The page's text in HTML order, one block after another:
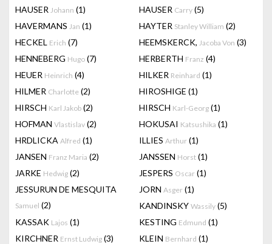
HAUSER Johann (1) HAUSER Carry (5)
HAVERMANS Jan (1) HAYTER Stanley William (2)
HECKEL Erich (7) HEEMSKERCK, Jacoba Von (3)
HENNEBERG Hugo (7) HERBERTH Franz (4)
HEUER Heinrich (4) HILKER Reinhard (1)
HILMER Charlotte (2) HIROSHIGE (1)
HIRSCH Karl Jakob (2) HIRSCH Karl-Georg (1)
HOFMAN Vlastislav (2) HOKUSAI Katsushika (1)
HRDLICKA Alfred (1) ILLIES Arthur (1)
JANSEN Franz Maria (2) JANSSEN Horst (1)
JARKE Hedwig (2) JESPERS Oscar (1)
JESSURUN DE MESQUITA
Samuel (2)
JORN Asger (1)
KANDINSKY Wassily (5)
KASSAK Lajos (1) KESTING Edmund (1)
KIRCHNER Ernst Ludwig (3) KLEIN Bernhard (1)